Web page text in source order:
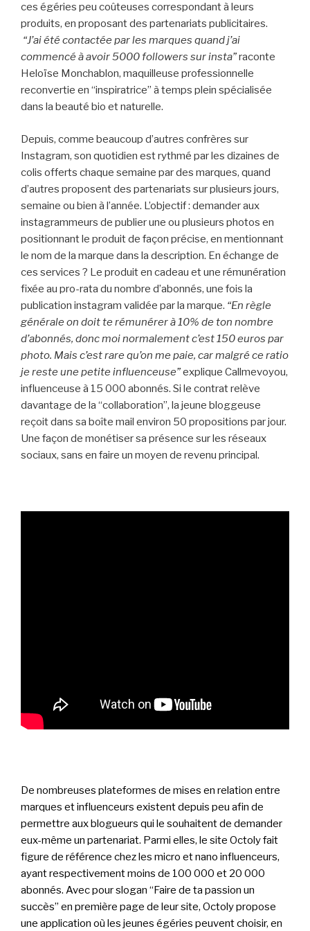
ces égéries peu coûteuses correspondant à leurs
produits, en proposant des partenariats publicitaires.
“J’ai été contactée par les marques quand j’ai
commencé à avoir 5000 followers sur insta”raconte
Heloïse Monchablon, maquilleuse professionnelle
reconvertie en “inspiratrice” à temps plein spécialisée
dans la beauté bio et naturelle.
Depuis, comme beaucoup d’autres confrères sur
Instagram, son quotidien est rythmé par les dizaines de
colis offerts chaque semaine par des marques, quand
d’autres proposent des partenariats sur plusieurs jours,
semaine ou bien à l’année. L’objectif : demander aux
instagrammeurs de publier une ou plusieurs photos en
positionnant le produit de façon précise, en mentionnant
le nom de la marque dans la description. En échange de
ces services ? Le produit en cadeau et une rémunération
fixée au pro-rata du nombre d’abonnés, une fois la
publication instagram validée par la marque. “En règle
générale on doit te rémunérer à 10% de ton nombre
d’abonnés, donc moi normalement c’est 150 euros par
photo. Mais c’est rare qu’on me paie, car malgré ce ratio
je reste une petite influenceuse”explique Callmevoyou,
influenceuse à 15 000 abonnés. Si le contrat relève
davantage de la “collaboration”, la jeune bloggeuse
reçoit dans sa boîte mail environ 50 propositions par jour.
Une façon de monétiser sa présence sur les réseaux
sociaux, sans en faire un moyen de revenu principal.
De nombreuses plateformes de mises en relation entre
marques et influenceurs existent depuis peu afin de
permettre aux blogueurs qui le souhaitent de demander
eux-même un partenariat. Parmi elles, le site Octoly fait
figure de référence chez les micro et nano influenceurs,
ayant respectivement moins de 100 000 et 20 000
abonnés. Avec pour slogan “Faire de ta passion un
succès” en première page de leur site, Octoly propose
une application où les jeunes égéries peuvent choisir, en